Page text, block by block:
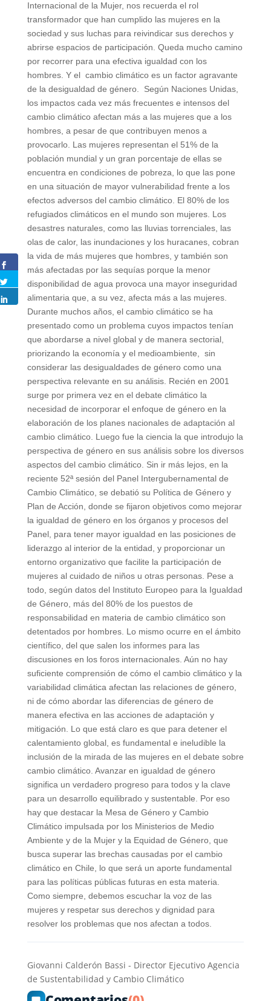
Internacional de la Mujer, nos recuerda el rol
transformador que han cumplido las mujeres en la
sociedad y sus luchas para reivindicar sus derechos y
abrirse espacios de participación. Queda mucho camino
por recorrer para una efectiva igualdad con los
hombres. Y el cambio climático es un factor agravante
de la desigualdad de género. Según Naciones Unidas,
los impactos cada vez más frecuentes e intensos del
cambio climático afectan más a las mujeres que a los
hombres, a pesar de que contribuyen menos a
provocarlo. Las mujeres representan el 51% de la
población mundial y un gran porcentaje de ellas se
encuentra en condiciones de pobreza, lo que las pone
en una situación de mayor vulnerabilidad frente a los
efectos adversos del cambio climático. El 80% de los
refugiados climáticos en el mundo son mujeres. Los
desastres naturales, como las lluvias torrenciales, las
olas de calor, las inundaciones y los huracanes, cobran
la vida de más mujeres que hombres, y también son
más afectadas por las sequías porque la menor
disponibilidad de agua provoca una mayor inseguridad
alimentaria que, a su vez, afecta más a las mujeres.
Durante muchos años, el cambio climático se ha
presentado como un problema cuyos impactos tenían
que abordarse a nivel global y de manera sectorial,
priorizando la economía y el medioambiente, sin
considerar las desigualdades de género como una
perspectiva relevante en su análisis. Recién en 2001
surge por primera vez en el debate climático la
necesidad de incorporar el enfoque de género en la
elaboración de los planes nacionales de adaptación al
cambio climático. Luego fue la ciencia la que introdujo la
perspectiva de género en sus análisis sobre los diversos
aspectos del cambio climático. Sin ir más lejos, en la
reciente 52ª sesión del Panel Intergubernamental de
Cambio Climático, se debatió su Política de Género y
Plan de Acción, donde se fijaron objetivos como mejorar
la igualdad de género en los órganos y procesos del
Panel, para tener mayor igualdad en las posiciones de
liderazgo al interior de la entidad, y proporcionar un
entorno organizativo que facilite la participación de
mujeres al cuidado de niños u otras personas. Pese a
todo, según datos del Instituto Europeo para la Igualdad
de Género, más del 80% de los puestos de
responsabilidad en materia de cambio climático son
detentados por hombres. Lo mismo ocurre en el ámbito
científico, del que salen los informes para las
discusiones en los foros internacionales. Aún no hay
suficiente comprensión de cómo el cambio climático y la
variabilidad climática afectan las relaciones de género,
ni de cómo abordar las diferencias de género de
manera efectiva en las acciones de adaptación y
mitigación. Lo que está claro es que para detener el
calentamiento global, es fundamental e ineludible la
inclusión de la mirada de las mujeres en el debate sobre
cambio climático. Avanzar en igualdad de género
significa un verdadero progreso para todos y la clave
para un desarrollo equilibrado y sustentable. Por eso
hay que destacar la Mesa de Género y Cambio
Climático impulsada por los Ministerios de Medio
Ambiente y de la Mujer y la Equidad de Género, que
busca superar las brechas causadas por el cambio
climático en Chile, lo que será un aporte fundamental
para las políticas públicas futuras en esta materia.
Como siempre, debemos escuchar la voz de las
mujeres y respetar sus derechos y dignidad para
resolver los problemas que nos afectan a todos.
Giovanni Calderón Bassi - Director Ejecutivo Agencia
de Sustentabilidad y Cambio Climático